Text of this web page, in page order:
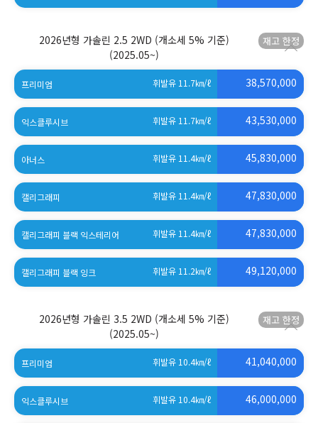
2026년형 가솔린 2.5 2WD (개소세 5% 기준)
(2025.05~)
프리미엄 휘발유 11.7㎞/ℓ 38,570,000
익스클루시브 휘발유 11.7㎞/ℓ 43,530,000
아너스 휘발유 11.4㎞/ℓ 45,830,000
캘리그래피 휘발유 11.4㎞/ℓ 47,830,000
캘리그래피 블랙 익스테리어 휘발유 11.4㎞/ℓ 47,830,000
캘리그래피 블랙 잉크 휘발유 11.2㎞/ℓ 49,120,000
2026년형 가솔린 3.5 2WD (개소세 5% 기준)
(2025.05~)
프리미엄 휘발유 10.4㎞/ℓ 41,040,000
익스클루시브 휘발유 10.4㎞/ℓ 46,000,000